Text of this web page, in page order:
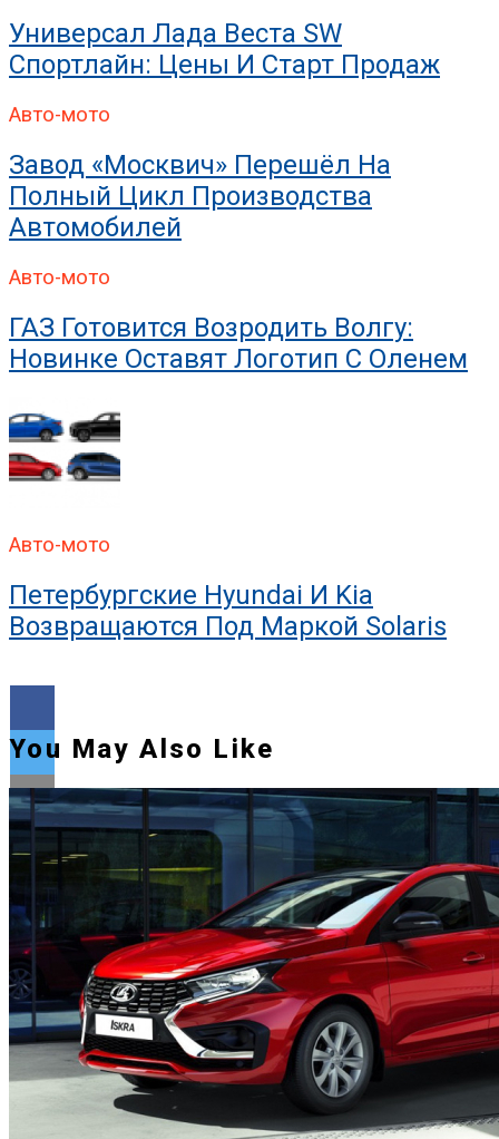
Универсал Лада Веста SW
Спортлайн: Цены И Старт Продаж
Авто-мото
Завод «Москвич» Перешёл На
Полный Цикл Производства
Автомобилей
Авто-мото
ГАЗ Готовится Возродить Волгу:
Новинке Оставят Логотип С Оленем
Авто-мото
Петербургские Hyundai И Kia
Возвращаются Под Маркой Solaris
Flipboard
Reddit
Pinterest
Whatsapp
Whatsapp
You May Also Like